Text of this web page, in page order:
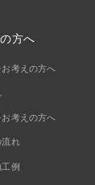
方へ
考えの方へ
お考えの方へ
流れ
工例